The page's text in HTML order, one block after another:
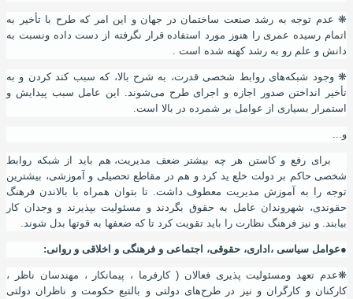
❋ عدم توجه به رشد صنعت ساختمان در جهان و این امر که طرح با تأخیر به
اتمام رسیده عمری را هنوز مورد استفاده قرار نگرفته از دست داده ونسبت به
دانش و علم رو به رشد کهنه شده است .
❋وجود شبکه‌های روابط شخصی قدرت، به شرح بالا، که سبب کند کردن و به
تأخیر انداختن صدور اجازه و اجرای طرح می‌شوند. این عامل سبب پیدایش و
استمرار بسیاری از عوامل بر شمرده در بالا است.
و...
برای رفع و کاستن هر چه بیشتر ضعف مدیریت، هم باید از شبکه روابط
شخصی حاکم بر دولت خلع ید کرد و هم در مقاطع تحصیلی و آموزشی، بیشترین
توجه را به آموزش مدیریت معطوف داشت. تا بتوان همراه با بالاندن فرهنگ
حقوندی، شهروندان عامل به حقوق بگردند و مسئولیت بپذیرند و وجدان کار
بیابند. و نیز فرهنگ نظارت را باید تقویت کرد تا که ضعفها به قوتها بدل شوند.
●عوامل سیاسی ،اداری، حقوقی، اجتماعی و فرهنگی و اخلاقی و روانی:
❋عدم تعهد ومسئولیت پذیری فعالان ( کارفرما ، پیمانکار ، مهندسان ناظر ،
کارکنان و کارگران و نیز در طرح‌های دولتی و بالتبع حکومت و ناظران دولتی